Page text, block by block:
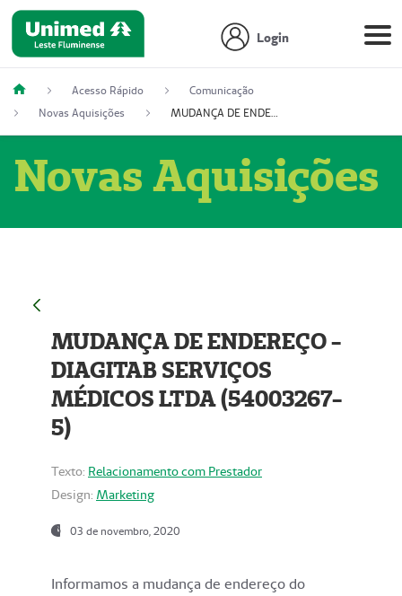
Login
Acesso Rápido
Comunicação
Novas Aquisições
MUDANÇA DE ENDEREÇO - DIAGITAB SERVIÇOS MÉDICOS LTDA (54003267-5)
Novas Aquisições
MUDANÇA DE ENDEREÇO -
DIAGITAB SERVIÇOS
MÉDICOS LTDA (54003267-
5)
Texto: Relacionamento com Prestador
Design: Marketing
03 de novembro, 2020
Informamos a mudança de endereço do